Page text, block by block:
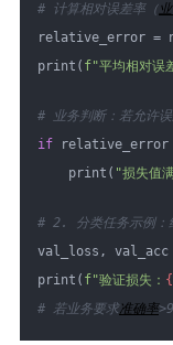
# 计算相对误差率（
relative_error =
print( f"平均相对误
# 业务判断：若允许
if relative_error
print( "损失值
# 2. 分类任务示例：
val_loss, val_acc
print( f"验证损失：
# 若业务要求准确率